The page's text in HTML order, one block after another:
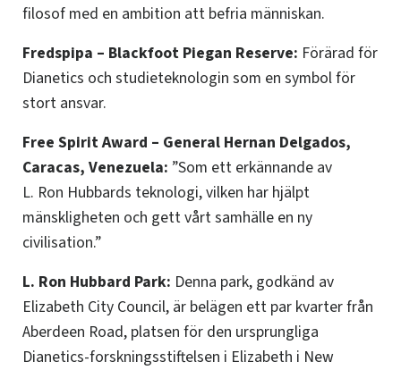
filosof med en ambition att befria människan.
Fredspipa – Blackfoot Piegan Reserve: Förärad för
Dianetics och studieteknologin som en symbol för
stort ansvar.
Free Spirit Award – General Hernan Delgados,
Caracas, Venezuela: ”Som ett erkännande av
L. Ron Hubbards teknologi, vilken har hjälpt
mänskligheten och gett vårt samhälle en ny
civilisation.”
L. Ron Hubbard Park: Denna park, godkänd av
Elizabeth City Council, är belägen ett par kvarter från
Aberdeen Road, platsen för den ursprungliga
Dianetics-forskningsstiftelsen i Elizabeth i New